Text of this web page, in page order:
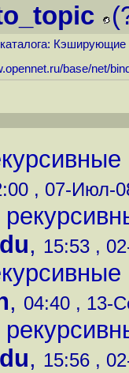
base/net/
, 07-Июл-
, 15:53 ,
, 04:40 , 13-
, 15:56 ,